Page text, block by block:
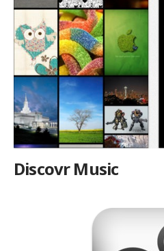
Discovr Music